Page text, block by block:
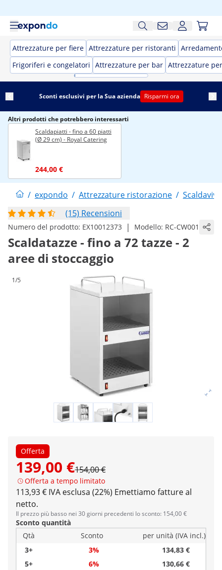
Attrezzature per fiere Attrezzature per ristoranti
Frigoriferi e congelatori Attrezzature per bar Attrezzature
Sconti esclusivi per la Sua azienda Risparmi ora
Altri prodotti che potrebbero interessarti
Scaldapiatti - fino a 60 piatti
(Ø 29 cm) - Royal Catering
244,00 €
/ expondo / Attrezzature ristorazione /
(15) Recensioni
Numero del prodotto: EX10012373 | Modello: RC-CW001
Scaldatazze - fino a 72 tazze - 2
aree di stoccaggio
1/5
Offerta
139,00 €154,00 €
Offerta a tempo limitato
113,93 € IVA esclusa (22%) Emettiamo fatture al
netto.
Il prezzo più basso nei 30 giorni precedenti lo sconto: 154,00 €
Sconto quantità
Qtà
Sconto
per unità (IVA incl.)
3+
3%
134,83 €
5+
6%
130,66 €